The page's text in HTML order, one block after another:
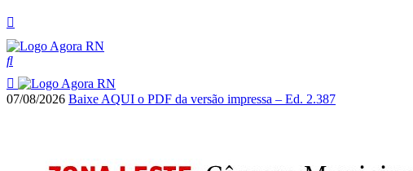
07/08/2026 Baixe AQUI o PDF da versão impressa – Ed. 2.387